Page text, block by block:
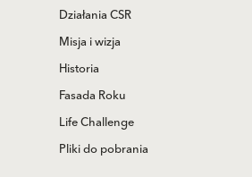
Działania CSR
Misja i wizja
Historia
Fasada Roku
Life Challenge
Pliki do pobrania